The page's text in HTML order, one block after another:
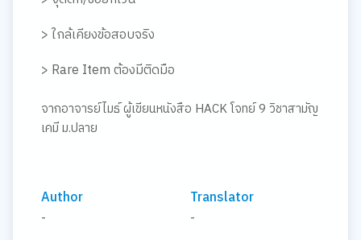
> ใกล้เคียงข้อสอบจริง
> Rare Item ต้องมีติดมือ
จากอาจารย์ไมธ์ ผู้เขียนหนังสือ HACK โจทย์ 9 วิชาสามัญ
เคมี ม.ปลาย
Author
-
Translator
-